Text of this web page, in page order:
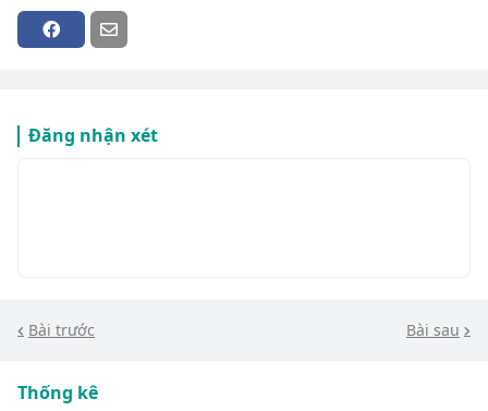
Đăng nhận xét
Bài trước Bài sau
Thống kê